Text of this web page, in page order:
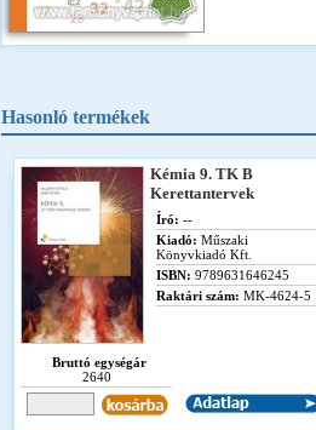
Hasonló termékek
Kémia 9. TK B
Kerettantervek
Író: --
Kiadó: Műszaki
Könyvkiadó Kft.
ISBN: 9789631646245
Raktári szám: MK-4624-5
Bruttó egységár
2640